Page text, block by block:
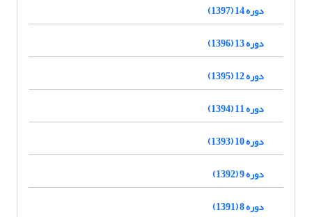
دوره 14 (1397)
دوره 13 (1396)
دوره 12 (1395)
دوره 11 (1394)
دوره 10 (1393)
دوره 9 (1392)
دوره 8 (1391)